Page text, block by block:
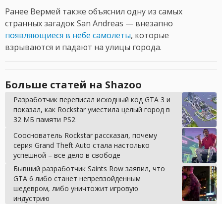
Ранее Вермей также объяснил одну из самых
странных загадок San Andreas — внезапно
появляющиеся в небе самолеты, которые
взрываются и падают на улицы города.
Больше статей на Shazoo
Разработчик переписал исходный код GTA 3 и
показал, как Rockstar уместила целый город в
32 МБ памяти PS2
Сооснователь Rockstar рассказал, почему
серия Grand Theft Auto стала настолько
успешной – все дело в свободе
Бывший разработчик Saints Row заявил, что
GTA 6 либо станет непревзойденным
шедевром, либо уничтожит игровую
индустрию